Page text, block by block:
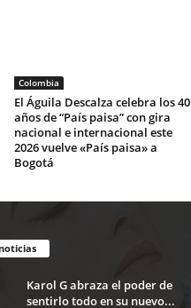
Colombia
El Águila Descalza celebra los 40
años de “País paisa” con gira
nacional e internacional este
2026 vuelve «País paisa» a
Bogotá
Karol G abraza el poder de
sentirlo todo en su nuevo...